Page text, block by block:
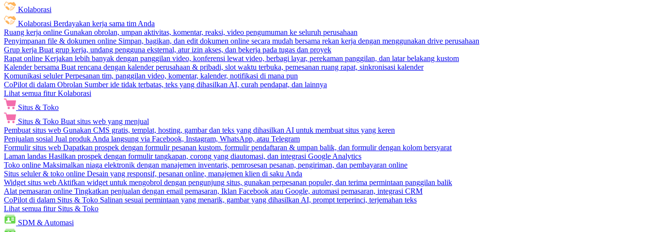
Kolaborasi
Kolaborasi Berdayakan kerja sama tim Anda
Ruang kerja online Gunakan obrolan, umpan aktivitas, komentar, reaksi, video pengumuman ke seluruh perusahaan
Penyimpanan file & dokumen online Simpan, bagikan, dan edit dokumen online secara mudah bersama rekan kerja dengan menggunakan drive perusahaan
Grup kerja Buat grup kerja, undang pengguna eksternal, atur izin akses, dan bekerja pada tugas dan proyek
Rapat online Kerjakan lebih banyak dengan panggilan video, konferensi lewat video, berbagi layar, perekaman panggilan, dan latar belakang kustom
Kalender bersama Buat rencana dengan kalender perusahaan & pribadi, slot waktu terbuka, pemesanan ruang rapat, sinkronisasi kalender
Komunikasi seluler Perpesanan tim, panggilan video, komentar, kalender, notifikasi di mana pun
CoPilot di dalam Obrolan Sumber ide tidak terbatas, teks yang dihasilkan AI, curah pendapat, dan lainnya
Lihat semua fitur Kolaborasi
Situs & Toko
Situs & Toko Buat situs web yang menjual
Pembuat situs web Gunakan CMS gratis, templat, hosting, gambar dan teks yang dihasilkan AI untuk membuat situs yang keren
Penjualan sosial Jual produk Anda langsung via Facebook, Instagram, WhatsApp, atau Telegram
Formulir situs web Dapatkan prospek dengan formulir pesanan kustom, formulir pendaftaran & umpan balik, dan formulir dengan kolom bersyarat
Laman landas Hasilkan prospek dengan formulir tangkapan, corong yang diautomasi, dan integrasi Google Analytics
Toko online Maksimalkan niaga elektronik dengan manajemen inventaris, pemrosesan pesanan, pengiriman, dan pembayaran online
Situs seluler & toko online Desain yang responsif, pesanan online, manajemen klien di saku Anda
Widget situs web Aktifkan widget untuk mengobrol dengan pengunjung situs, gunakan perpesanan populer, dan terima permintaan panggilan balik
Alat pemasaran online Tingkatkan penjualan dengan email pemasaran, Iklan Facebook atau Google, automasi pemasaran, integrasi CRM
CoPilot di dalam Situs & Toko Salinan sesuai permintaan yang menarik, gambar yang dihasilkan AI, prompt terperinci, terjemahan teks
Lihat semua fitur Situs & Toko
SDM & Automasi